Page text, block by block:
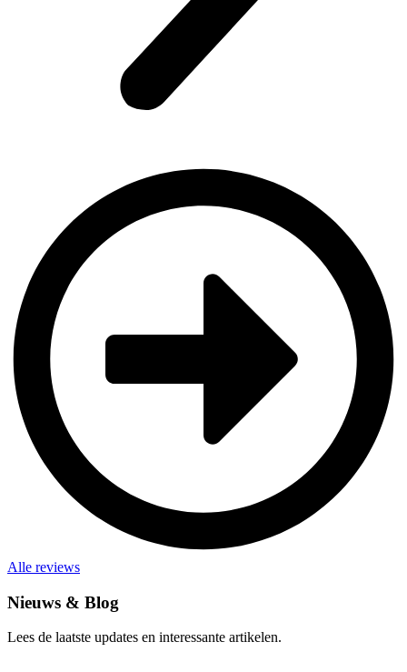
Alle reviews
Nieuws & Blog
Lees de laatste updates en interessante artikelen.